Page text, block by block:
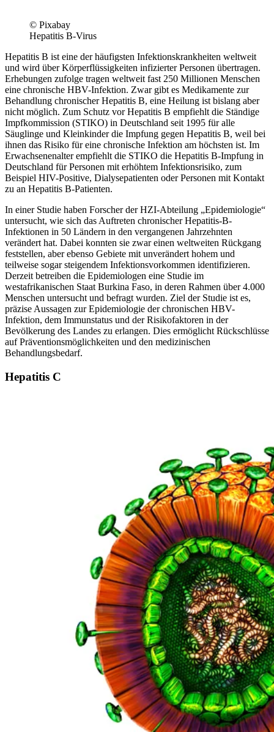
© Pixabay
Hepatitis B-Virus
Hepatitis B ist eine der häufigsten Infektionskrankheiten weltweit
und wird über Körperflüssigkeiten infizierter Personen übertragen.
Erhebungen zufolge tragen weltweit fast 250 Millionen Menschen
eine chronische HBV-Infektion. Zwar gibt es Medikamente zur
Behandlung chronischer Hepatitis B, eine Heilung ist bislang aber
nicht möglich. Zum Schutz vor Hepatitis B empfiehlt die Ständige
Impfkommission (STIKO) in Deutschland seit 1995 für alle
Säuglinge und Kleinkinder die Impfung gegen Hepatitis B, weil bei
ihnen das Risiko für eine chronische Infektion am höchsten ist. Im
Erwachsenenalter empfiehlt die STIKO die Hepatitis B-Impfung in
Deutschland für Personen mit erhöhtem Infektionsrisiko, zum
Beispiel HIV-Positive, Dialysepatienten oder Personen mit Kontakt
zu an Hepatitis B-Patienten.
In einer Studie haben Forscher der HZI-Abteilung „Epidemiologie“
untersucht, wie sich das Auftreten chronischer Hepatitis-B-
Infektionen in 50 Ländern in den vergangenen Jahrzehnten
verändert hat. Dabei konnten sie zwar einen weltweiten Rückgang
feststellen, aber ebenso Gebiete mit unverändert hohem und
teilweise sogar steigendem Infektionsvorkommen identifizieren.
Derzeit betreiben die Epidemiologen eine Studie im
westafrikanischen Staat Burkina Faso, in deren Rahmen über 4.000
Menschen untersucht und befragt wurden. Ziel der Studie ist es,
präzise Aussagen zur Epidemiologie der chronischen HBV-
Infektion, dem Immunstatus und der Risikofaktoren in der
Bevölkerung des Landes zu erlangen. Dies ermöglicht Rückschlüsse
auf Präventionsmöglichkeiten und den medizinischen
Behandlungsbedarf.
Hepatitis C